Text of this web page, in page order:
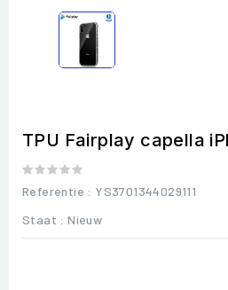
TPU Fairplay capella
Referentie : YS3701344029111
Staat : Nieuw